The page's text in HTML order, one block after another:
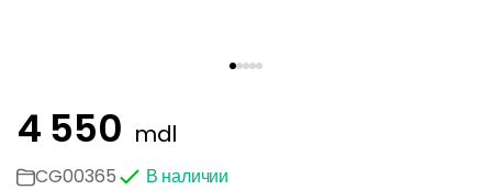
4 550 mdl
CG00365 В наличии